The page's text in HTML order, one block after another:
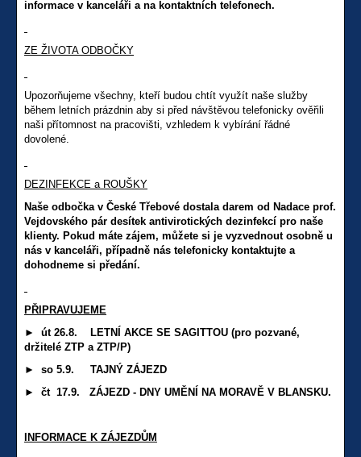
informace v kanceláři a na kontaktních telefonech.
ZE ŽIVOTA ODBOČKY
Upozorňujeme všechny, kteří budou chtít využít naše služby
během letních prázdnin aby si před návštěvou telefonicky ověřili
naši přítomnost na pracovišti, vzhledem k vybírání řádné
dovolené.
DEZINFEKCE a ROUŠKY
Naše odbočka v České Třebové dostala darem od Nadace prof.
Vejdovského pár desítek antivirotických dezinfekcí pro naše
klienty. Pokud máte zájem, můžete si je vyzvednout osobně u
nás v kanceláři, případně nás telefonicky kontaktujte a
dohodneme si předání.
PŘIPRAVUJEME
► út 26.8. LETNÍ AKCE SE SAGITTOU (pro pozvané,
držitelé ZTP a ZTP/P)
► so 5.9. TAJNÝ ZÁJEZD
► čt 17.9. ZÁJEZD - DNY UMĚNÍ NA MORAVĚ V BLANSKU.
INFORMACE K ZÁJEZDŮM